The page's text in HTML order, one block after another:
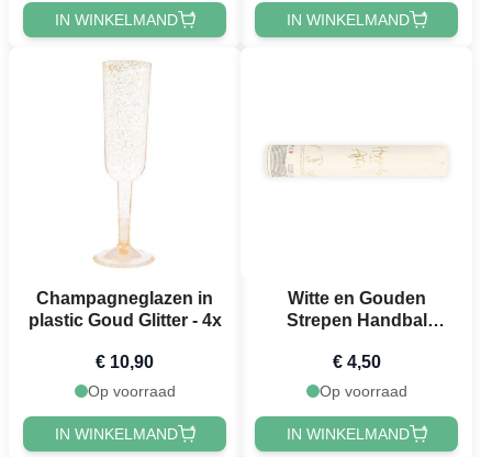
IN WINKELMAND IN WINKELMAND
Champagneglazen in
plastic Goud Glitter - 4x
€ 10,90
Op voorraad
IN WINKELMAND
Witte en Gouden
Strepen Handbal
€ 4,50
Op voorraad
IN WINKELMAND